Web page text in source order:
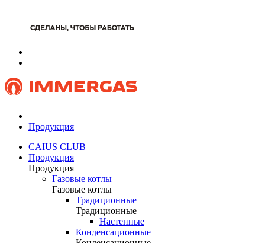
Продукция
CAIUS CLUB
Продукция
Продукция
Газовые котлы
Газовые котлы
Традиционные
Традиционные
Настенные
Конденсационные